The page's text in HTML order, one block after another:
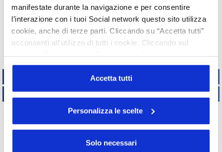
manifestate durante la navigazione e per consentire
l’interazione con i tuoi Social network questo sito utilizza
cookie, anche di terze parti. Cliccando su “Accetta tutti”
acconsenti all’utilizzo di tutti i cookie. Cliccando sul
o profilazione viene utilizzato. Cliccando su
“Personalizza le scelte” è possibile esprimere la propria
volontà in relazione a ciascuna categoria di cookie del
Accetta tutti
Personalizza le scelte
Solo necessari
2022
2021 2020
2019
2018
2017 2016
2015
2013 2012
2006
2005 2004
2003
2002
TECNICO REGOLATORIO
ATTIVITÀ INTERNAZIONALI
CopyrightUNISERVICE2015 - 2019
Via Accademia, 33 – 20131 Milano – C.F. 05901970151
Privacy Policy | Cookie Policy |